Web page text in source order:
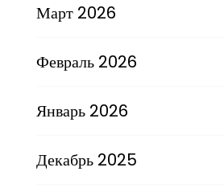
Март 2026
Февраль 2026
Январь 2026
Декабрь 2025